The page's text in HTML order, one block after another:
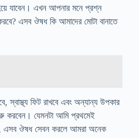
যাবেন। এখন আপনার মনে প্রশ্ন
এসব ঔষধ কি আমাদের মোটা বানাতে
ফিট রাখবে এবং অন্যান্য উপকার
করবেন। যেমনটা আমি প্রথমেই
এসব ঔষধ সেবন করলে আমরা অনেক